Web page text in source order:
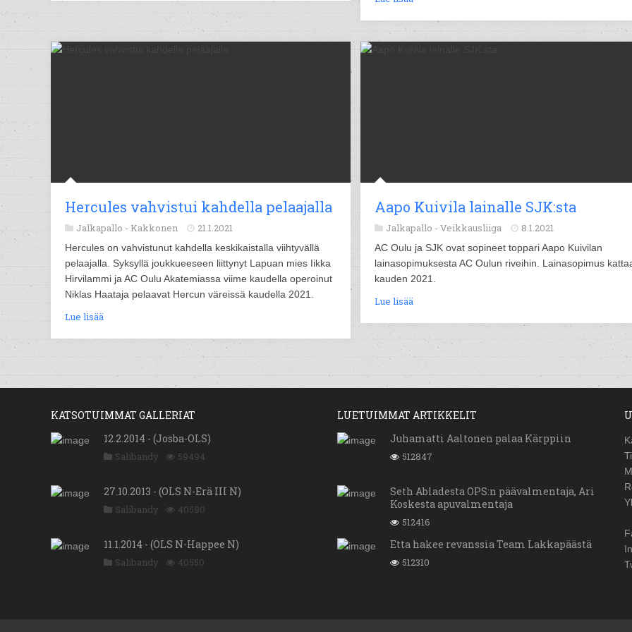
Hercules vahvistui kahdella pelaajalla
Jalkapallo - Kakkonen 21.1.2021
Hercules on vahvistunut kahdella keskikaistalla viihtyvällä
pelaajalla. Syksyllä joukkueeseen liittynyt Lapuan mies Iikka
Hirvilammi ja AC Oulu Akatemiassa viime kaudella operoinut
Niklas Haataja pelaavat Hercun väreissä kaudella 2021.
Lue lisää
Aapo Kuivila lainalle SJK:sta
Jalkapallo - Veikkausliiga 8.1.2021
AC Oulu ja SJK ovat sopineet toppari Aapo Kuivilan
lainasopimuksesta AC Oulun riveihin. Lainasopimus
kauden 2021.
Lue lisää
KATSOTUIMMAT GALLERIAT
12.2.2014 - (Josba-OLS)
Salibandy 59494
27.10.2013 - (OLS N-Erä III N)
Salibandy 40590
11.1.2014 - (OLS N-Happee N)
Salibandy 40550
LUETUIMMAT ARTIKKELIT
Juhamatti Aaltonen palaa Kärppiin
512847
Seth Abladesta OPS:n päävalmentaja, Ari
Koskesta apuvalmentaja
512416
Etta hakee revanssia Team Lakkapäästä
512310